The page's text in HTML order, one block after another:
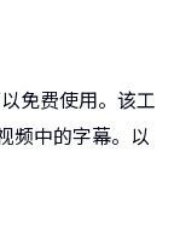
免费使用。该工
频中的字幕。以